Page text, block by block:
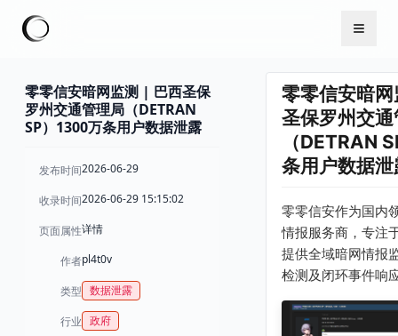
零零信安暗网监测 | 巴西圣保
罗州交通管理局（DETRAN
SP）1300万条用户数据泄露
发布时间2026-06-29
收录时间2026-06-29 15:15:02
页面属性详情
作者pl4t0v
类型 数据泄露
行业 政府
零零信安暗
圣保罗州交
（DETRAN
条用户数据泄
零零信安作为国内
情报服务商，专注
提供全域暗网情报
检测及闭环事件响